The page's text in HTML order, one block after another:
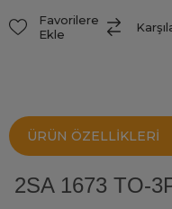
Favorilere
Ekle
ÜRÜN ÖZELLIKLERI
2SA 1673 TO-